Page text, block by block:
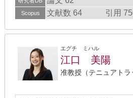
Scopus 文献数 64 引用
エグチ ミハル
江口 美陽
准教授（テニュアトラ